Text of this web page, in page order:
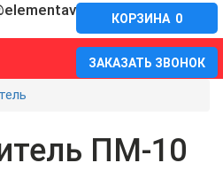
ЗАКАЗАТЬ ЗВОНОК
КОРЗИНА 0
ПМ-10